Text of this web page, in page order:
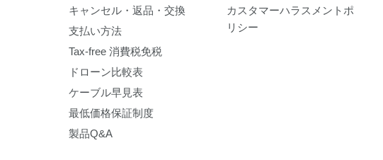
キャンセル・返品・交換
支払い方法
Tax-free 消費税免税
ドローン比較表
ケーブル早見表
最低価格保証制度
製品Q&A
カスタマーハラスメントポ
リシー